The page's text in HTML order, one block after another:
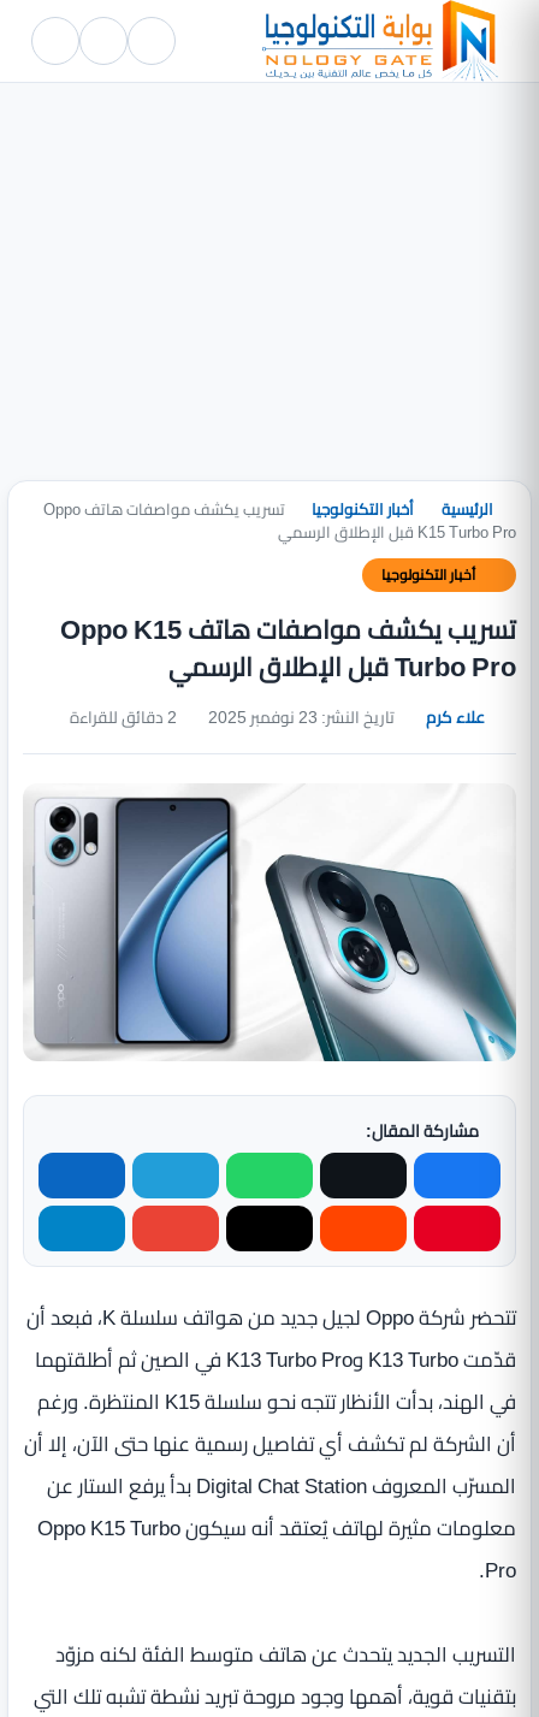
الرئيسية أخبار التكنولوجيا تسريب يكشف مواصفات هاتف Oppo
K15 Turbo Pro قبل الإطلاق الرسمي
أخبار التكنولوجيا
تسريب يكشف مواصفات هاتف Oppo K15
Turbo Pro قبل الإطلاق الرسمي
علاء كرم تاريخ النشر: 23 نوفمبر 2025
مشاركة المقال:
تتحضر شركة Oppo لجيل جديد من هواتف سلسلة K، فبعد أن
قدّمت K13 Turbo وK13 Turbo Pro في الصين ثم أطلقتهما
في الهند، بدأت الأنظار تتجه نحو سلسلة K15 المنتظرة. ورغم
أن الشركة لم تكشف أي تفاصيل رسمية عنها حتى الآن، إلا أن
المسرّب المعروف Digital Chat Station بدأ يرفع الستار عن
معلومات مثيرة لهاتف يُعتقد أنه سيكون Oppo K15 Turbo
Pro.
التسريب الجديد يتحدث عن هاتف متوسط الفئة لكنه مزوّد
بتقنيات قوية، أهمها وجود مروحة تبريد نشطة تشبه تلك التي